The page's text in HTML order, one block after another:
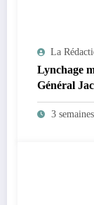
La
Lynchage
Général
Mungunuti
urgente du
3